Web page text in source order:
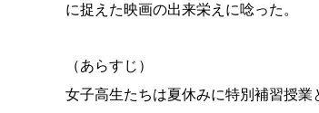
に捉えた映画の出来栄えに唸った。
（あらすじ）
女子高生たちは夏休みに特別補習授